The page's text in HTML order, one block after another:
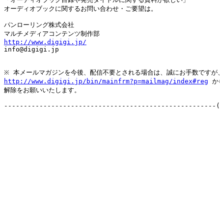
オーディオブックに関するお問い合わせ・ご要望は。
パンローリング株式会社
http://www.digigi.jp/
info@digigi.jp
http://www.digigi.jp/bin/mainfrm?p=mailmag/index#reg か
解除をお願いいたします。
------------------------------------------------------(C)